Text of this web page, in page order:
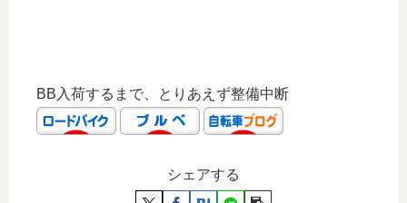
BB入荷するまで、とりあえず整備中断
シェアする